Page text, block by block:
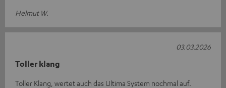
Helmut W.
Toller klang
Toller Klang, wertet auch das Ultima System nochmal auf.
03.03.2026